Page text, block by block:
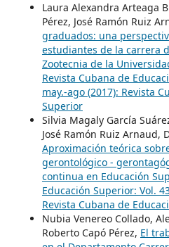
Laura Alexandra Arteaga
Pérez, José Ramón Ruiz
graduados: una
estudiantes de la carrera
Zootecnia de la
Revista Cubana de
may.-ago (2017): Revista
Superior
Silvia Magaly García
José Ramón Ruiz Arnaud,
Aproximación teórica
gerontológico -
continua en Educación
Educación Superior: Vol.
Revista Cubana de
Nubia Venereo Collado,
Roberto Capó Pérez, El